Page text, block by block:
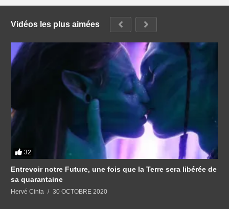
Vidéos les plus aimées
32
Entrevoir notre Future, une fois que la Terre sera libérée de
sa quarantaine
Hervé Cinta 30 OCTOBRE 2020